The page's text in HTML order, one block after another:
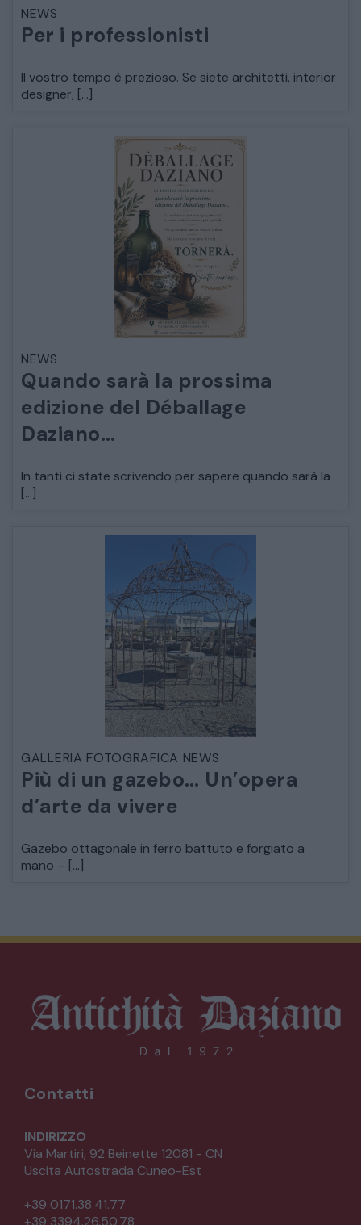
COMÒ E COMODINI
TAVOLI TAVOLINI CONSOLE
SEDIE POLTRONE DIVANI
CREDENZE – DOPPI CORPI – BUFFET
SALE DA PRANZO – STUDIO UFFICIO
ARREDO DA GIARDINO
DECORAZIONI OGGETTISTICA ILLUMINAZIONE
MATERIALI E STRUTTURE
MODERNARIATO
STILI ED ESPOSIZIONE
STRUMENTI MUSICALI
VEICOLI D’EPOCA
NEWS
Per i professionisti
Il vostro tempo è prezioso. Se siete architetti, interior
designer, […]
NEWS
Quando sarà la prossima
edizione del Déballage
Daziano…
In tanti ci state scrivendo per sapere quando sarà la
[…]
GALLERIA FOTOGRAFICA NEWS
Più di un gazebo… Un’opera
d’arte da vivere
Gazebo ottagonale in ferro battuto e forgiato a
mano – […]
Contatti
INDIRIZZO
Via Martiri, 92 Beinette 12081 - CN
Uscita Autostrada Cuneo-Est
+39 0171.38.41.77
+39 3394.26.50.78